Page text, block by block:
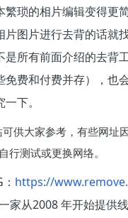
琐的相片编辑变得更简
片图片进行去背的话就
是所有前面介绍的去背
免费和付费并存），也
下。
供大家参考，有些网址
行测试或更换网络。
https://
家从2008 年开始提供